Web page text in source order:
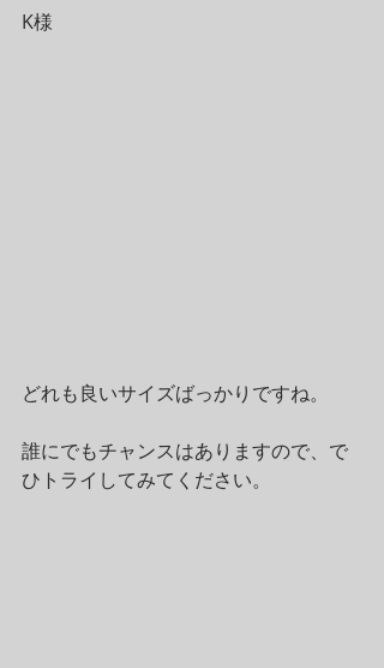
K様
どれも良いサイズばっかりですね。
誰にでもチャンスはありますので、で
ひトライしてみてください。